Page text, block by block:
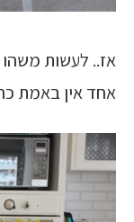
אז.. לעשות
אחד אין באמת